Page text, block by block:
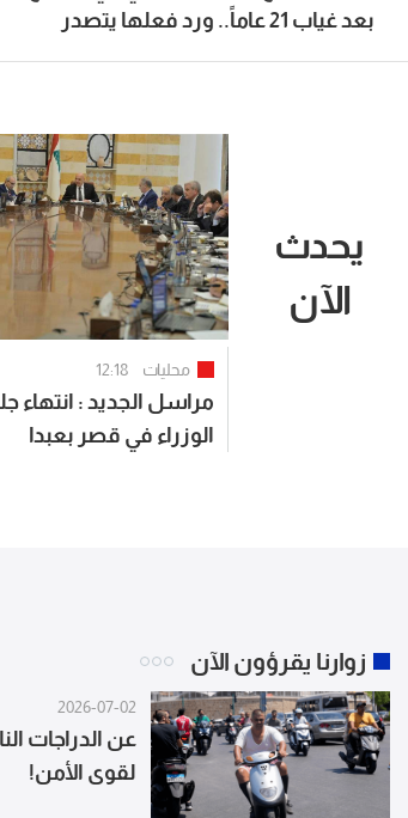
بعد غياب 21 عاماً.. ورد فعلها يتصدر
يحدث
الآن
محليات 12:18
مراسل الجديد :
الوزراء في قصر بعبدا
زوارنا يقرؤون الآن
2026-07-02
عن الدراجات
لقوى الأمن!